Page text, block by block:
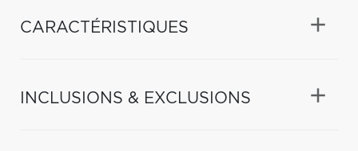
CARACTÉRISTIQUES
INCLUSIONS & EXCLUSIONS